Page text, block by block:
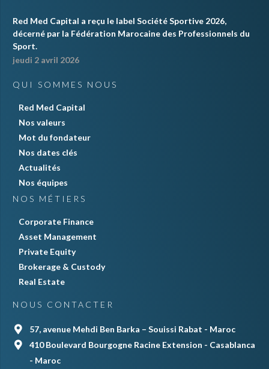
Red Med Capital a reçu le label Société Sportive 2026,
décerné par la Fédération Marocaine des Professionnels du
Sport.
jeudi 2 avril 2026
QUI SOMMES NOUS
Red Med Capital
Nos valeurs
Mot du fondateur
Nos dates clés
Actualités
Nos équipes
NOS MÉTIERS
Corporate Finance
Asset Management
Private Equity
Brokerage & Custody
Real Estate
NOUS CONTACTER
57, avenue Mehdi Ben Barka – Souissi Rabat - Maroc
410 Boulevard Bourgogne Racine Extension - Casablanca
- Maroc